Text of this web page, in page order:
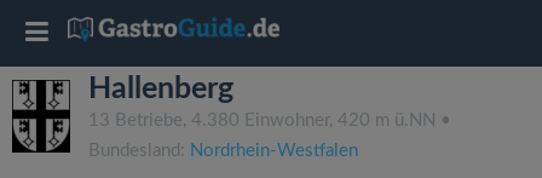
Hallenberg
13 Betriebe, 4.380 Einwohner, 420 m ü.NN •
Bundesland: Nordrhein-Westfalen
T
o
g